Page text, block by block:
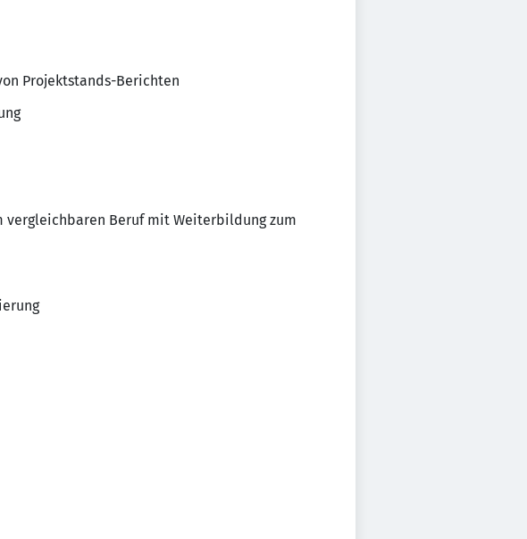
Projektstands-Berichten
vergleichbaren Beruf mit Weiterbildung zum